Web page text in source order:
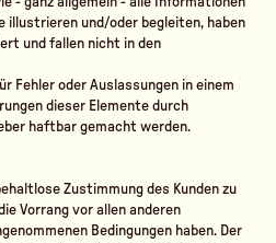
illustrieren und/oder begleiten, haben
und fallen nicht in den
Fehler oder Auslassungen in einem
dieser Elemente durch
haftbar gemacht werden.
Zustimmung des Kunden zu
Vorrang vor allen anderen
Bedingungen haben. Der